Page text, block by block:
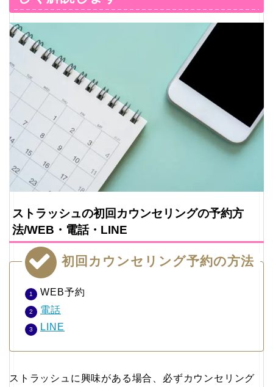
ストラッシュの初回カウンセリングの予約方
法/WEB・電話・LINE
初回カウンセリング予約の方法
WEB予約
電話
LINE
ストラッシュに興味がある場合、必ずカウンセリング